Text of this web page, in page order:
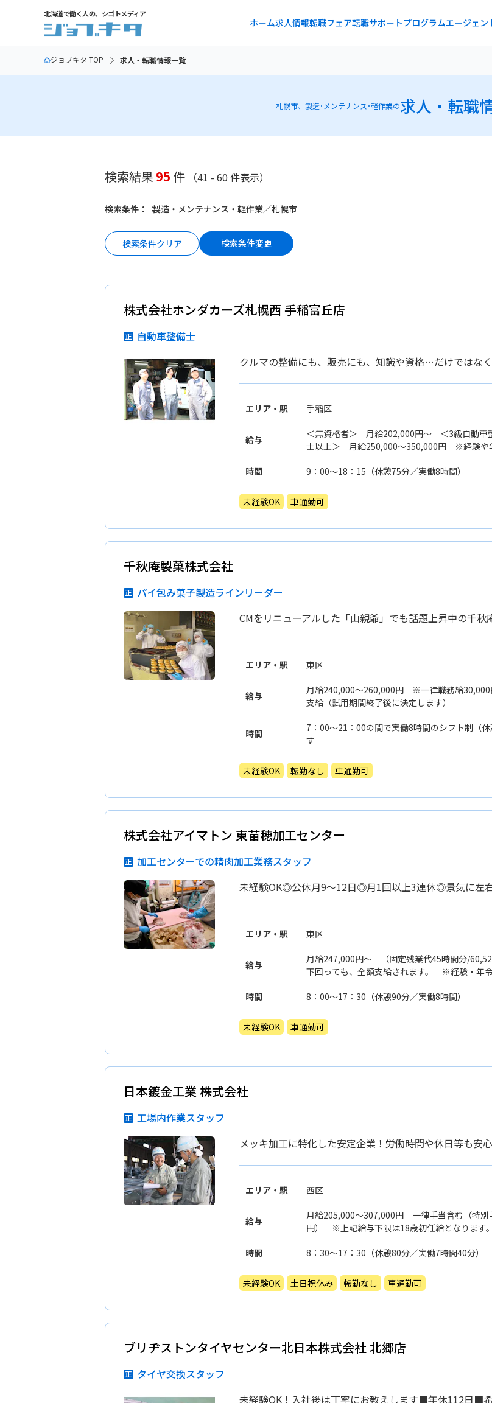
北海道で働く人の、シゴトメディア
ホーム求人情報転職フェア転職サポートプログラムエージェン
ジョブキタ TOP 求人・転職情報一覧
札幌市、製造･メンテナンス･軽作業の求人・転職
検索結果 95 件 （41 - 60 件表示）
検索条件： 製造・メンテナンス・軽作業／札幌市
検索条件クリア 検索条件変更
株式会社ホンダカーズ札幌西 手稲富丘店
自動車整備士
クルマの整備にも、販売にも、知識や資格…だけではな
エリア・駅 手稲区
給与
＜無資格者＞ 月給202,000円〜 ＜3級自動
士以上＞ 月給250,000〜350,000円 ※経験や
時間
9：00〜18：15（休憩75分／実働8時間）
未経験OK 車通勤可
千秋庵製菓株式会社
パイ包み菓子製造ラインリーダー
CMをリニューアルした「山親爺」でも話題上昇中の千秋
エリア・駅 東区
給与
月給240,000〜260,000円 ※一律職務給
支給（試用期間終了後に決定します）
時間
7：00〜21：00の間で実働8時間のシフト制
す
未経験OK 転勤なし 車通勤可
株式会社アイマトン 東苗穂加工センター
加工センターでの精肉加工業務スタッフ
未経験OK◎公休月9〜12日◎月1回以上3連休◎景気に左
エリア・駅 東区
給与
月給247,000円〜 （固定残業代45時間分/
下回っても、全額支給されます。 ※経験・年
時間 8：00〜17：30（休憩90分／実働8時間）
未経験OK 車通勤可
日本鍍金工業 株式会社
工場内作業スタッフ
メッキ加工に特化した安定企業！労働時間や休日等も安
エリア・駅 西区
給与
月給205,000〜307,000円 一律手当含む（特
円） ※上記給与下限は18歳初任給となりま
時間
8：30〜17：30（休憩80分／実働7時間40分
未経験OK 土日祝休み 転勤なし 車通勤可
ブリヂストンタイヤセンター北日本株式会社 北郷店
タイヤ交換スタッフ
未経験OK！入社後は丁寧にお教えします■年休112日■